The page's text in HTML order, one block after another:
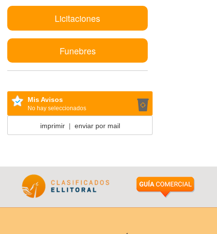
Licitaciones
Funebres
Mis Avisos
No hay seleccionados
imprimir| enviar por mail